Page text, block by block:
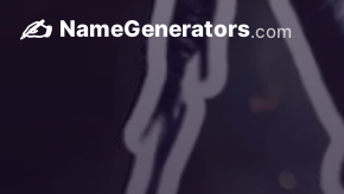
✍️ NameGenerators.com